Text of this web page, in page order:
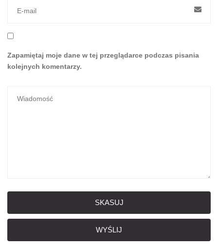
Zapamiętaj moje dane w tej przeglądarce podczas pisania
kolejnych komentarzy.
SKASUJ
WYŚLIJ